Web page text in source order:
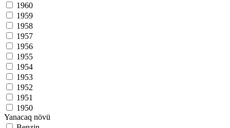
1960
1959
1958
1957
1956
1955
1954
1953
1952
1951
1950
Yanacaq növü